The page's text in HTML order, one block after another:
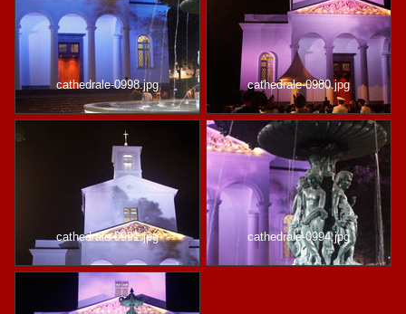
cathedrale-0998.jpg cathedrale-0980.jpg
cathedrale-0991.jpg cathedrale-0994.jpg